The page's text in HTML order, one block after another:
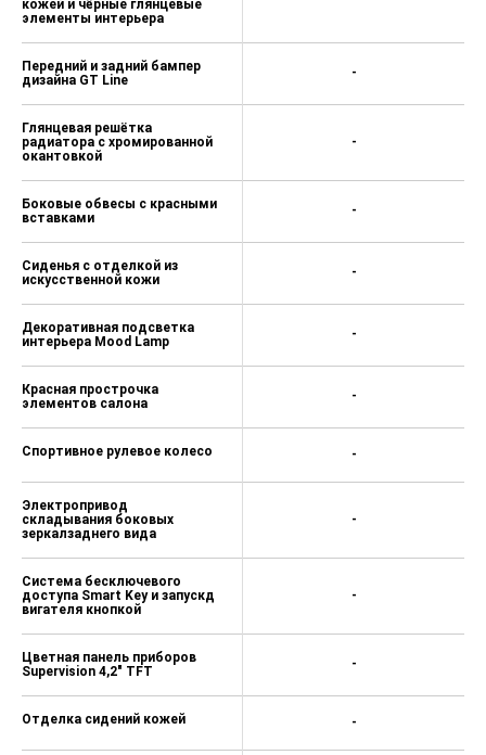
кожей и чёрные глянцевые
элементы интерьера
Передний и задний бампер
дизайна GT Line
Глянцевая решётка
радиатора с хромированной
окантовкой
Боковые обвесы с красными
вставками
Сиденья с отделкой из
искусственной кожи
Декоративная подсветка
интерьера Mood Lamp
Красная прострочка
элементов салона
Спортивное рулевое колесо
Электропривод
складывания боковых
зеркалзаднего вида
Система бесключевого
доступа Smart Key и запускд
вигателя кнопкой
Цветная панель приборов
Supervision 4,2" TFT
Отделка сидений кожей
-
-
-
-
-
-
-
-
-
-
-